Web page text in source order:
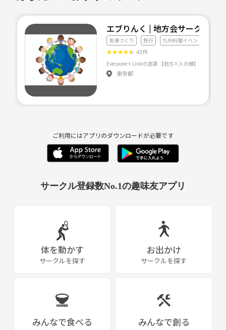
エブりんく | 地方会サークル
友達づくり 旅行 九州料理イベント
★★★★★ 42件
Everyone＋Linkの造語 【地
東京都
ご利用にはアプリのダウンロードが必要です
サークル登録数No.1の趣味友アプリ
体を動かす
サークルを探す
お出かけ
サークルを探す
みんなで食べる みんなで創る